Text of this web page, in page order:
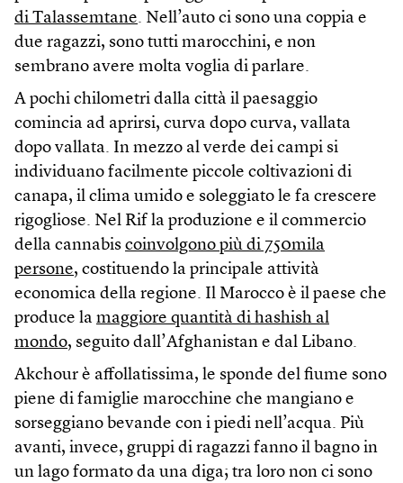
di Talassemtane. Nell’auto ci sono una coppia e
due ragazzi, sono tutti marocchini, e non
sembrano avere molta voglia di parlare.
A pochi chilometri dalla città il paesaggio
comincia ad aprirsi, curva dopo curva, vallata
dopo vallata. In mezzo al verde dei campi si
individuano facilmente piccole coltivazioni di
canapa, il clima umido e soleggiato le fa crescere
rigogliose. Nel Rif la produzione e il commercio
della cannabis coinvolgono più di 750mila
persone, costituendo la principale attività
economica della regione. Il Marocco è il paese che
produce la maggiore quantità di hashish al
mondo, seguito dall’Afghanistan e dal Libano.
Akchour è affollatissima, le sponde del fiume sono
piene di famiglie marocchine che mangiano e
sorseggiano bevande con i piedi nell’acqua. Più
avanti, invece, gruppi di ragazzi fanno il bagno in
un lago formato da una diga; tra loro non ci sono